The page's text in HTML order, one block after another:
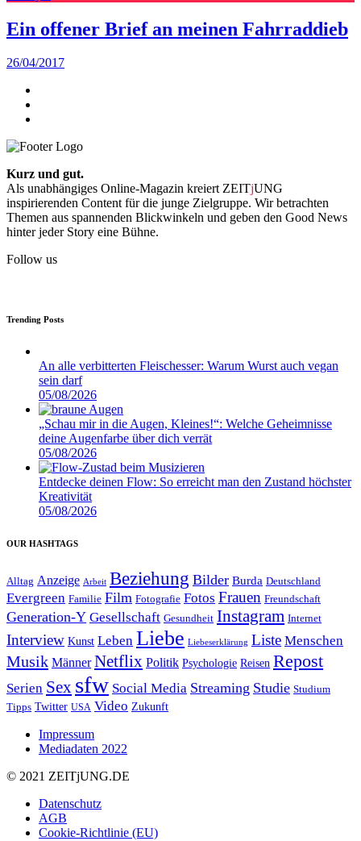
Ein offener Brief an meinen Fahrraddieb
26/04/2017
Kurz und gut.
Als unabhängiges Online-Magazin kreiert ZEITjUNG
inspirierenden Content für die junge Zielgruppe. Wir betrachten
Themen aus spannenden Blickwinkeln und geben den Good News
hinter jeder Story eine Bühne.
Follow us
Trending Posts
An alle verbitterten Fleischesser: Warum Wurst auch vegan
sein darf
05/08/2026
„Schau mir in die Augen, Kleines!“: Welche Geheimnisse
deine Augenfarbe über dich verrät
05/08/2026
Entdecke deinen Flow: So erreicht man den Zustand höchster
Kreativität
05/08/2026
OUR HASHTAGS
Alltag Anzeige Arbeit Beziehung Bilder Burda Deutschland
Evergreen Familie Film Fotografie Fotos Frauen Freundschaft
Generation-Y Gesellschaft Gesundheit Instagram Internet
Interview Kunst Leben Liebe Liebeserklärung Liste Menschen
Musik Männer Netflix Politik Psychologie Reisen Repost
Serien Sex sfw Social Media Streaming Studie Studium
Tipps Twitter USA Video Zukunft
Impressum
Mediadaten 2022
© 2021 ZEITjUNG.DE
Datenschutz
AGB
Cookie-Richtlinie (EU)